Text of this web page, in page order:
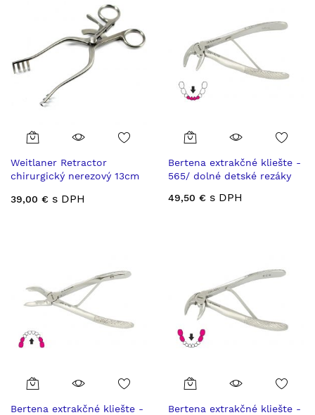
Weitlaner Retractor
chirurgický nerezový 13cm
39,00 € s DPH
Bertena extrakčné kliešte -
565/ dolné detské rezáky
49,50 € s DPH
Bertena extrakčné kliešte -
Bertena extrakčné kliešte -